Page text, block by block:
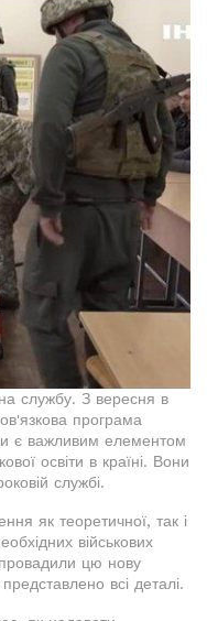
службу. З вересня в
програма
є важливим елементом
освіти в країні. Вони
службі.
як теоретичної, так і
військових
цю нову
всі деталі.